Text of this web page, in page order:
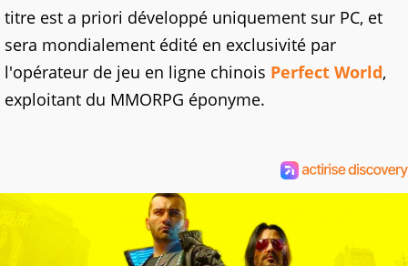
titre est a priori développé uniquement sur PC, et
sera mondialement édité en exclusivité par
l'opérateur de jeu en ligne chinois Perfect World,
exploitant du MMORPG éponyme.